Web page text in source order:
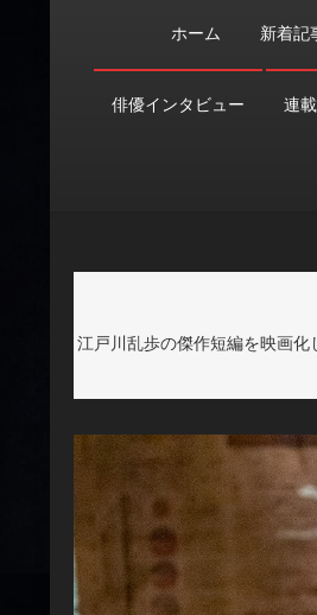
ホーム 新着記
俳優インタビュー 連
江戸川乱歩の傑作短編を映画